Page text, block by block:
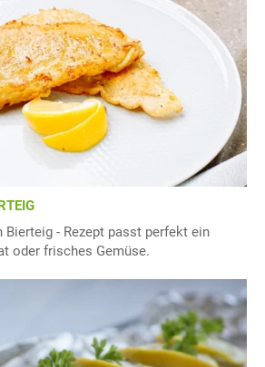
- Rezept passt perfekt ein
oder frisches Gemüse.